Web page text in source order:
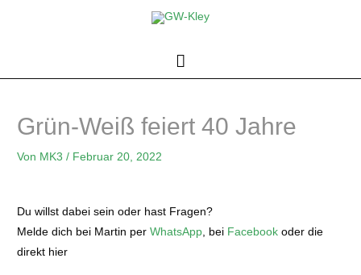
Hauptmenü
Grün-Weiß feiert 40 Jahre
Von MK3/ Februar 20, 2022
Du willst dabei sein oder hast Fragen?
Melde dich bei Martin perWhatsApp , bei Facebook oder die
direkt hier